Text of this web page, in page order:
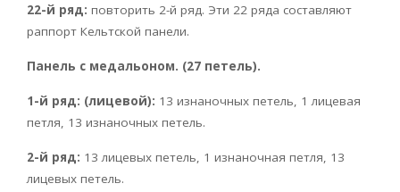
22-й ряд: повторить 2-й ряд. Эти 22 ряда составляют
раппорт Кельтской панели.
Панель с медальоном. (27 петель).
1-й ряд: (лицевой): 13 изнаночных петель, 1 лицевая
петля, 13 изнаночных петель.
2-й ряд: 13 лицевых петель, 1 изнаночная петля, 13
лицевых петель.